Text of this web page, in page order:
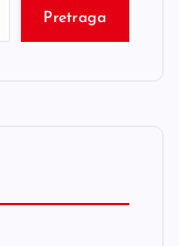
Pretraga